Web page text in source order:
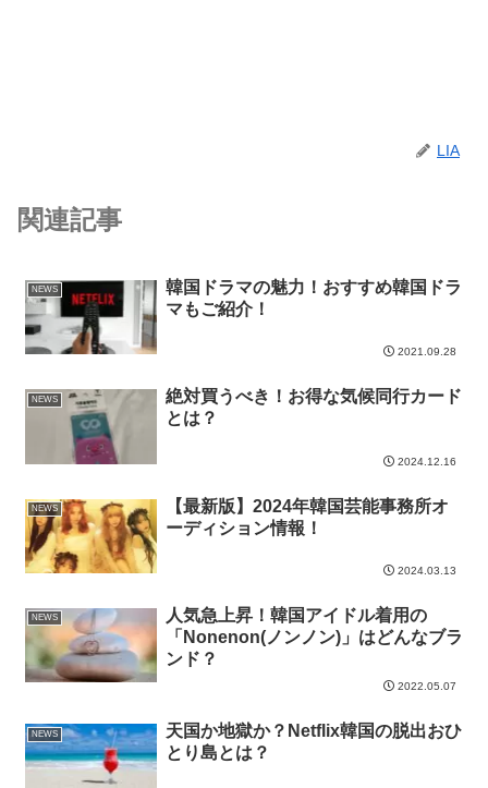
LIA
関連記事
NEWS
韓国ドラマの魅力！おすすめ韓国ドラ
マもご紹介！
2021.09.28
NEWS
絶対買うべき！お得な気候同行カード
とは？
2024.12.16
NEWS
【最新版】2024年韓国芸能事務所オ
ーディション情報！
2024.03.13
NEWS
人気急上昇！韓国アイドル着用の
「Nonenon(ノンノン)」はどんなブラ
ンド？
2022.05.07
NEWS
天国か地獄か？Netflix韓国の脱出おひ
とり島とは？